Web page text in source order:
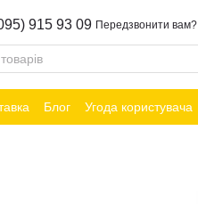
915 93 09 Передзвонити вам?
Блог Угода користувача